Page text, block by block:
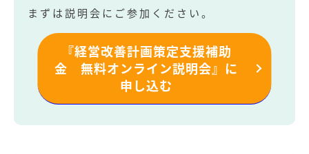
まずは説明会にご参加ください。
『経営改善計画策定支援補助
金 無料オンライン説明会』に
申し込む